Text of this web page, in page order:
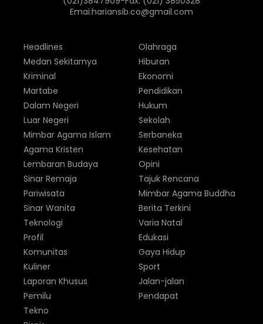
Emai:hariansib.co@gmail.com
Headlines
Medan Sekitarnya
Kriminal
Martabe
Dalam Negeri
Luar Negeri
Olahraga
Hiburan
Ekonomi
Pendidikan
Hukum
Sekolah
Mimbar Agama Islam
Agama Kristen
Lembaran Budaya
Sinar Remaja
Pariwisata
Sinar Wanita
Serbaneka
Kesehatan
Opini
Tajuk Rencana
Mimbar Agama Buddha
Berita Terkini
Teknologi
Profil
Komunitas
Kuliner
Laporan Khusus
Pemilu
Varia Natal
Edukasi
Gaya Hidup
Sport
Jalan-jalan
Pendapat
Tekno